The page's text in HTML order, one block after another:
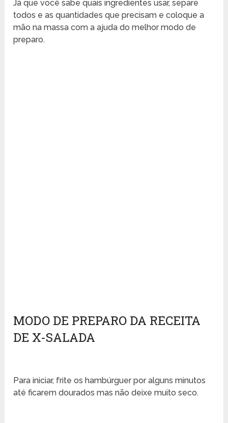
Já que você sabe quais ingredientes usar, separe
todos e as quantidades que precisam e coloque a
mão na massa com a ajuda do melhor modo de
preparo.
MODO DE PREPARO DA RECEITA
DE X-SALADA
Para iniciar, frite os hambúrguer por alguns minutos
até ficarem dourados mas não deixe muito seco.